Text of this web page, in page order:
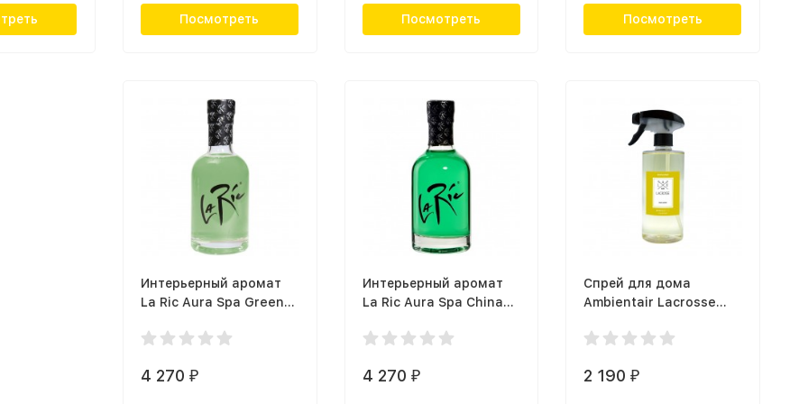
Посмотреть Посмотреть Посмотреть
Интерьерный аромат
La Ric Aura Spa Green
4 270 ₽
Интерьерный аромат
La Ric Aura Spa China
4 270 ₽
Спрей для дома
Ambientair Lacrosse
2 190₽